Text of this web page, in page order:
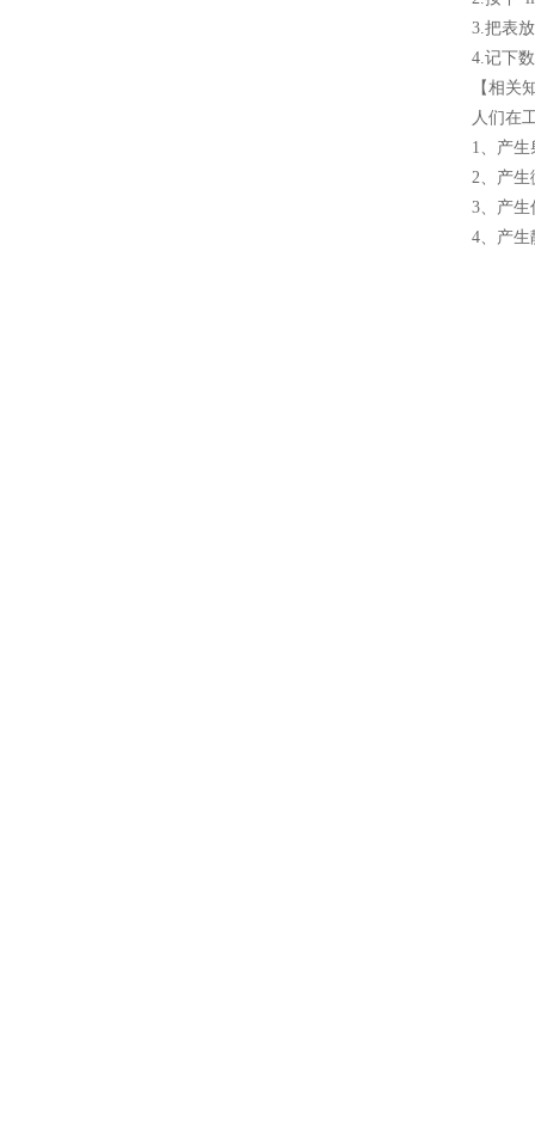
3.把表
4.记下
【相关
人们在
1、产
2、产生
3、产生
4、产生